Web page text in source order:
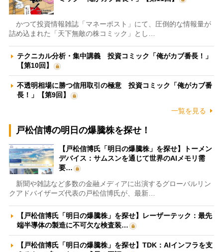
かつて投資情報雑誌「マネーポスト」にて、圧倒的な情報量が
詰め込まれた「天下無敵の株コミック」とし…
テクニカル分析・集中講義 投資コミック「俺がカブ番長！」
【第10回】
不透明相場に勝つ信用取引の極意 投資コミック「俺がカブ番
長！」【第9回】
一覧を見る
戸松信博の明日の爆騰株を探せ！
【戸松信博氏「明日の爆騰株」を探せ】トーメン
デバイス：サムスンを通じて世界のAIメモリ需
要…
新聞や雑誌など多数の金融メディアに出演するグローバルリン
クアドバイザーズ代表の戸松信博氏が、最新…
【戸松信博氏「明日の爆騰株」を探せ】レーザーテック：最先
端半導体の製造に不可欠な検査装…
【戸松信博氏「明日の爆騰株」を探せ】TDK：AIインフラを支